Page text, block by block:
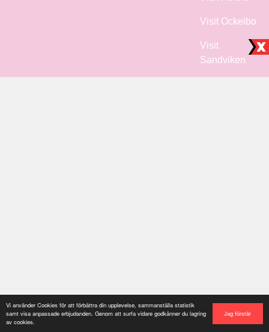
Jag förstår
Vi använder Cookies för att förbättra din upplevelse, sammanställa statistik
samt visa anpassade erbjudanden. Genom att surfa vidare godkänner du lagring
av cookies.
Visit Ockelbo
Visit
Sandviken